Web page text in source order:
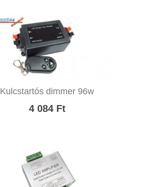
Kulcstartós dimmer 96w
4 084 Ft